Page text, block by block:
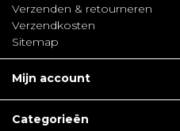
Verzenden & retourneren
Verzendkosten
Sitemap
Mijn account
Categorieën